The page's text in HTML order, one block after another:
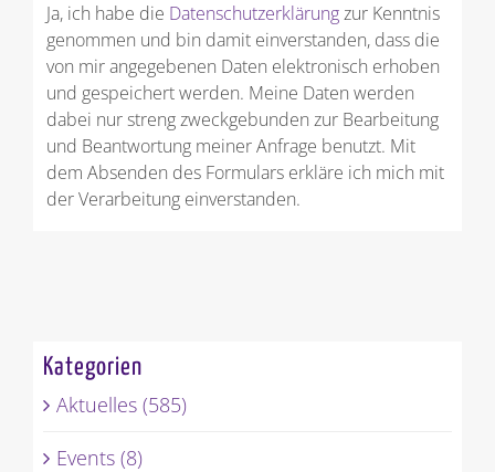
Ja, ich habe die Datenschutzerklärungzur Kenntnis
genommen und bin damit einverstanden, dass die
von mir angegebenen Daten elektronisch erhoben
und gespeichert werden. Meine Daten werden
dabei nur streng zweckgebunden zur Bearbeitung
und Beantwortung meiner Anfrage benutzt. Mit
dem Absenden des Formulars erkläre ich mich mit
der Verarbeitung einverstanden.
Kategorien
Aktuelles (585)
Events (8)